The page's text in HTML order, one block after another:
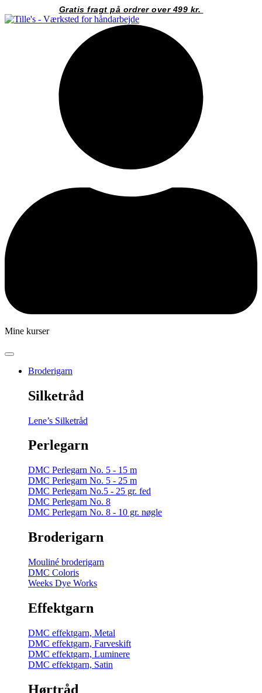
til
Gratis fragt på ordrer over 499 kr.
Mine kurser
Broderigarn
Silketråd
Lene’s Silketråd
Perlegarn
DMC Perlegarn No. 5 - 15 m
DMC Perlegarn No. 5 - 25 m
DMC Perlegarn No.5 - 25 gr. fed
DMC Perlegarn No. 8
DMC Perlegarn No. 8 - 10 gr. nøgle
Broderigarn
Mouliné broderigarn
DMC Coloris
Weeks Dye Works
Effektgarn
DMC effektgarn, Metal
DMC effektgarn, Farveskift
DMC effektgarn, Luminere
DMC effektgarn, Satin
Hørtråd